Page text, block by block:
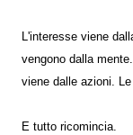
L'interesse viene
vengono dalla
viene dalle azioni.
E tutto ricomincia.